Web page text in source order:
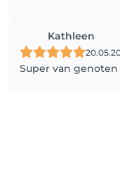
Kathleen
Super van genoten